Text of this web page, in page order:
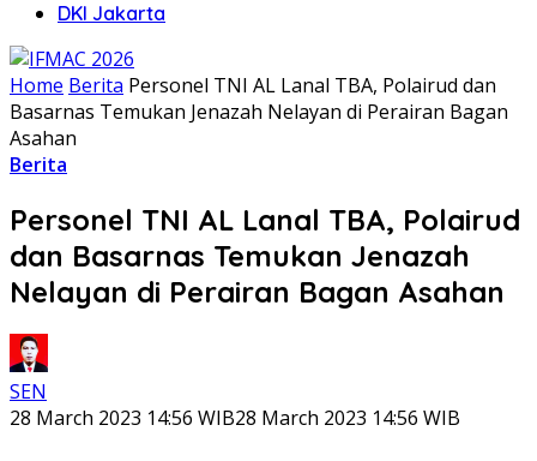
DKI Jakarta
Home Berita Personel TNI AL Lanal TBA, Polairud dan
Basarnas Temukan Jenazah Nelayan di Perairan Bagan
Asahan
Berita
Personel TNI AL Lanal TBA, Polairud
dan Basarnas Temukan Jenazah
Nelayan di Perairan Bagan Asahan
SEN
28 March 2023 14:56 WIB28 March 2023 14:56 WIB